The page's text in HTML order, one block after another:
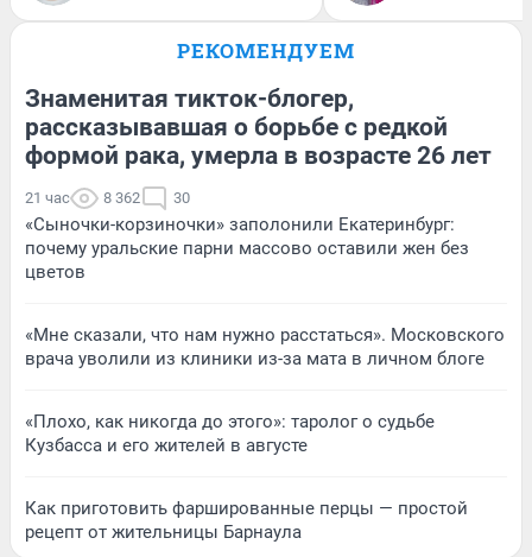
РЕКОМЕНДУЕМ
Знаменитая тикток-блогер,
рассказывавшая о борьбе с редкой
формой рака, умерла в возрасте 26 лет
21 час 8 362 30
«Сыночки-корзиночки» заполонили Екатеринбург:
почему уральские парни массово оставили жен без
цветов
«Мне сказали, что нам нужно расстаться». Московского
врача уволили из клиники из-за мата в личном блоге
«Плохо, как никогда до этого»: таролог о судьбе
Кузбасса и его жителей в августе
Как приготовить фаршированные перцы — простой
рецепт от жительницы Барнаула